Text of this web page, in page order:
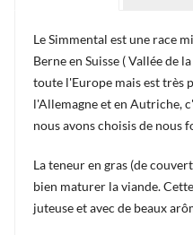
Le Simmental est une race
Berne en Suisse ( Vallée de
toute l'Europe mais est très
l'Allemagne et en Autriche,
nous avons choisis de nous
La teneur en gras (de
bien maturer la viande.
juteuse et avec de beaux